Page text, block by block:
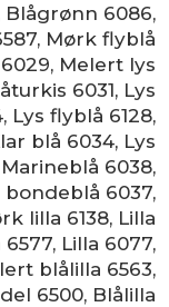
Blågrønn 6086,
, Mørk flyblå
, Melert lys
6031, Lys
, Lys flyblå 6128,
blå 6034, Lys
Marineblå 6038,
bondeblå 6037,
lilla 6138, Lilla
, Lilla 6077,
blålilla 6563,
6500, Blålilla